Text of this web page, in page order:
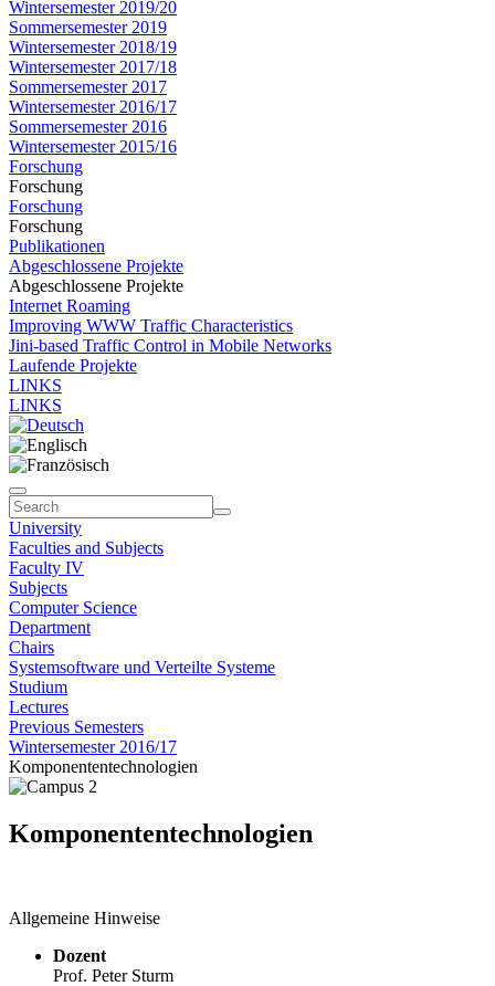
Wintersemester 2019/20
Sommersemester 2019
Wintersemester 2018/19
Wintersemester 2017/18
Sommersemester 2017
Wintersemester 2016/17
Sommersemester 2016
Wintersemester 2015/16
Forschung
Forschung
Forschung
Forschung
Publikationen
Abgeschlossene Projekte
Abgeschlossene Projekte
Internet Roaming
Improving WWW Traffic Characteristics
Jini-based Traffic Control in Mobile Networks
Laufende Projekte
LINKS
LINKS
University
Faculties and Subjects
Faculty IV
Subjects
Computer Science
Department
Chairs
Systemsoftware und Verteilte Systeme
Studium
Lectures
Previous Semesters
Wintersemester 2016/17
Komponententechnologien
Komponententechnologien
Allgemeine Hinweise
Dozent
Prof. Peter Sturm